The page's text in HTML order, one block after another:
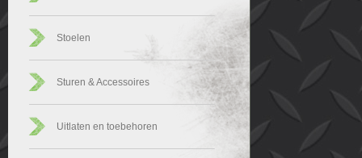
Stoelen
Sturen & Accessoires
Uitlaten en toebehoren